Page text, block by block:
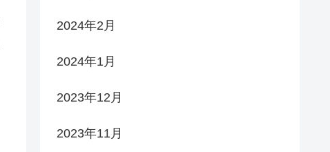
2024年2月
2024年1月
2023年12月
2023年11月